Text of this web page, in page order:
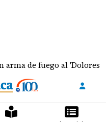
al 'Dolores